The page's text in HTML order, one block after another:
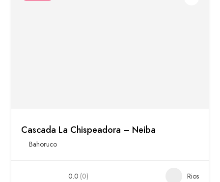
Cascada La Chispeadora – Neiba
Bahoruco
0.0 (0) Rios